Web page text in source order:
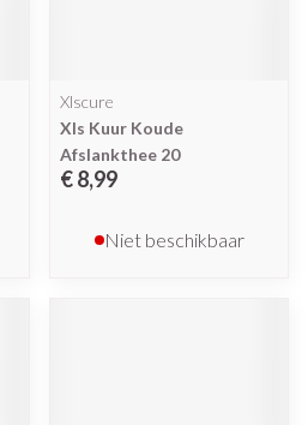
Xlscure
Xls Kuur Koude
Afslankthee 20
€ 8,99
Niet beschikbaar